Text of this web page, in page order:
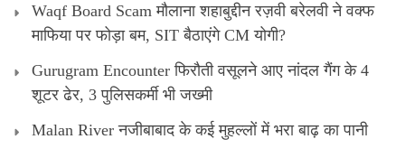
Waqf Board Scam मौलाना शहाबुद्दीन रज़वी बरेलवी ने वक्फ
माफिया पर फोड़ा बम, SIT बैठाएंगे CM योगी?
Gurugram Encounter फिरौती वसूलने आए नांदल गैंग के 4
शूटर ढेर, 3 पुलिसकर्मी भी जख्मी
Malan River नजीबाबाद के कई मुहल्लों में भरा बाढ़ का पानी